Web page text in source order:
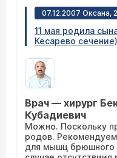
07.12.2007 Оксана,
11 мая родила
Кесарево
фартук. Качала
маленький в
не помогает.
нет, то насколько
сколько она
вес 57-57,5.
Врач — хирург
Кубадиевич
Можно. Поскольку
родов.
для мышц брюшного